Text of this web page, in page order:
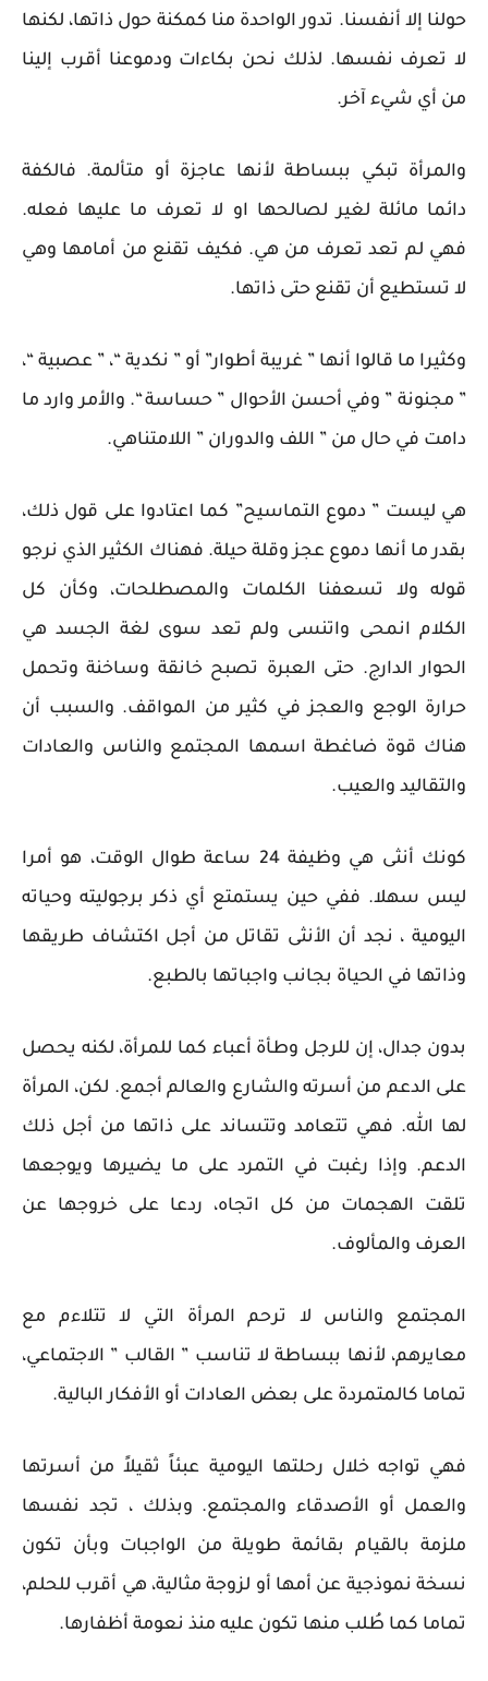
حولنا إلا أنفسنا. تدور الواحدة منا كمكنة حول ذاتها، لكنها
لا تعرف نفسها. لذلك نحن بكاءات ودموعنا أقرب إلينا
من أي شيء آخر.
والمرأة تبكي ببساطة لأنها عاجزة أو متألمة. فالكفة
دائما مائلة لغير لصالحها او لا تعرف ما عليها فعله.
فهي لم تعد تعرف من هي. فكيف تقنع من أمامها وهي
لا تستطيع أن تقنع حتى ذاتها.
وكثيرا ما قالوا أنها ” غريبة أطوار” أو ” نكدية “، ” عصبية “،
” مجنونة ” وفي أحسن الأحوال ” حساسة “. والأمر وارد ما
دامت في حال من ” اللف والدوران ” اللامتناهي.
هي ليست ” دموع التماسيح” كما اعتادوا على قول ذلك،
بقدر ما أنها دموع عجز وقلة حيلة. فهناك الكثير الذي نرجو
قوله ولا تسعفنا الكلمات والمصطلحات، وكأن كل
الكلام انمحى واتنسى ولم تعد سوى لغة الجسد هي
الحوار الدارج. حتى العبرة تصبح خانقة وساخنة وتحمل
حرارة الوجع والعجز في كثير من المواقف. والسبب أن
هناك قوة ضاغطة اسمها المجتمع والناس والعادات
والتقاليد والعيب.
كونك أنثى هي وظيفة 24 ساعة طوال الوقت، هو أمرا
ليس سهلا. ففي حين يستمتع أي ذكر برجوليته وحياته
اليومية ، نجد أن الأنثى تقاتل من أجل اكتشاف طريقها
وذاتها في الحياة بجانب واجباتها بالطبع.
بدون جدال، إن للرجل وطأة أعباء كما للمرأة، لكنه يحصل
على الدعم من أسرته والشارع والعالم أجمع. لكن، المرأة
لها الله. فهي تتعامد وتتساند على ذاتها من أجل ذلك
الدعم. وإذا رغبت في التمرد على ما يضيرها ويوجعها
تلقت الهجمات من كل اتجاه، ردعا على خروجها عن
العرف والمألوف.
المجتمع والناس لا ترحم المرأة التي لا تتلاءم مع
معايرهم، لأنها ببساطة لا تناسب ” القالب ” الاجتماعي،
تماما كالمتمردة على بعض العادات أو الأفكار البالية.
فهي تواجه خلال رحلتها اليومية عبئاً ثقيلاً من أسرتها
والعمل أو الأصدقاء والمجتمع. وبذلك ، تجد نفسها
ملزمة بالقيام بقائمة طويلة من الواجبات وبأن تكون
نسخة نموذجية عن أمها أو لزوجة مثالية، هي أقرب للحلم،
تماما كما طُلب منها تكون عليه منذ نعومة أظفارها.